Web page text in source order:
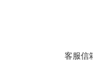
客服信